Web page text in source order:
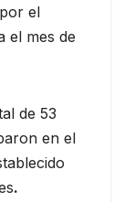
el
el mes de
de 53
en el
.